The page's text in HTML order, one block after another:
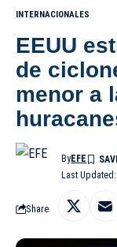
INTERNACIONALES
EEUU
de
menor a
Last
ByEFE
Share